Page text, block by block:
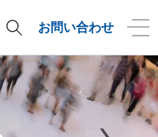
お問い合わせ